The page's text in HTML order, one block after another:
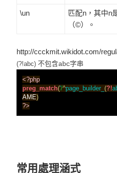
\un
匹配n，其中n
（©）。
http://ccckmit.wikidot.com/
(?!abc) 不包含abc字串
<?php
preg_match('/^page_builder_ (?!
AME)
?>
常用處理涵式